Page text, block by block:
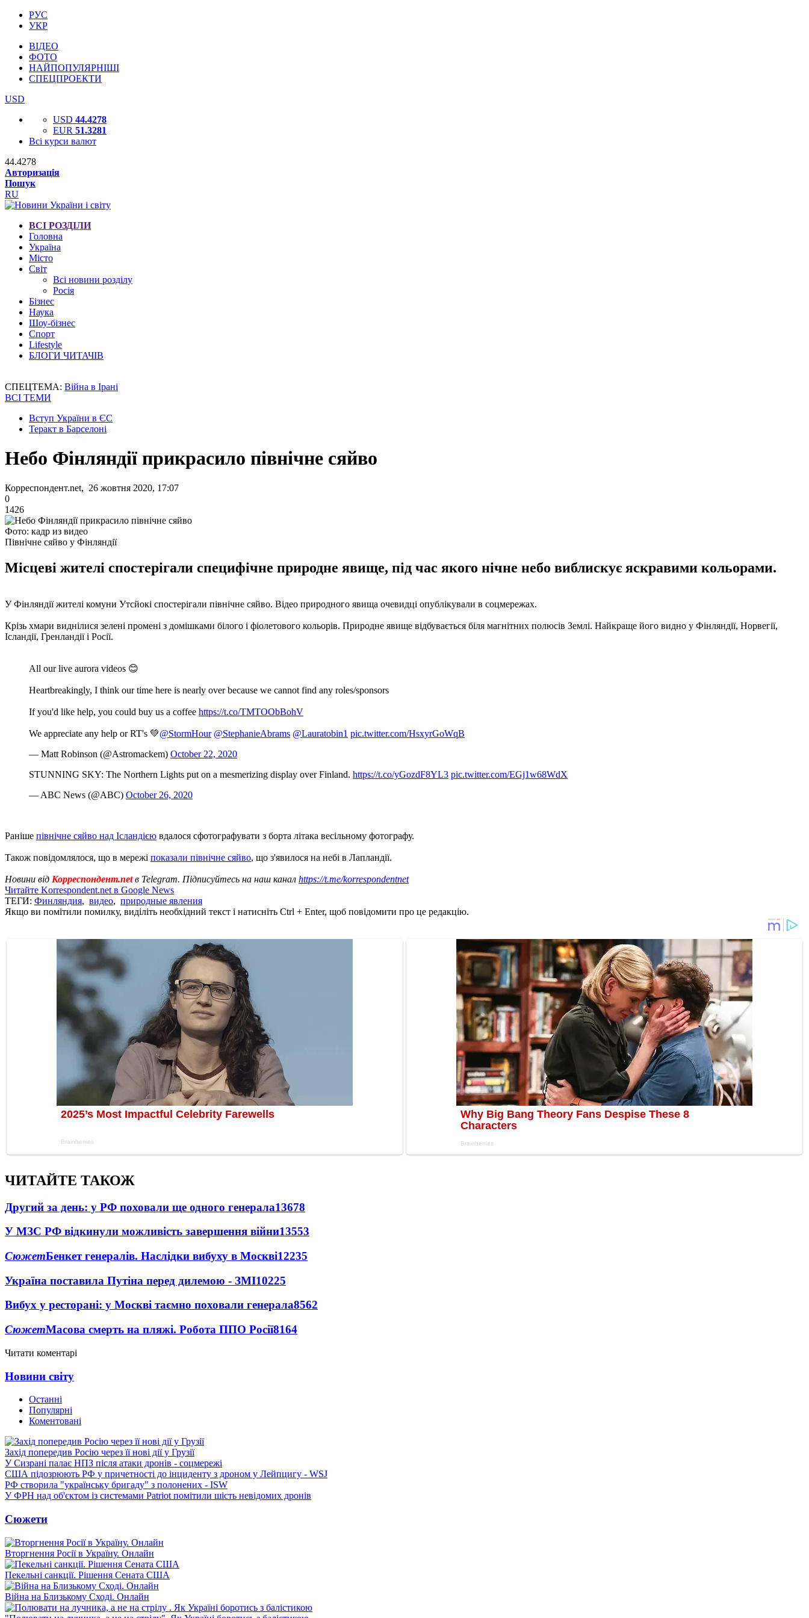
РУС
УКР
ВІДЕО
ФОТО
НАЙПОПУЛЯРНІШІ
СПЕЦПРОЕКТИ
USD
USD 44.4278
EUR 51.3281
Всі курси валют
44.4278
Авторизація
Пошук
RU
ВСІ РОЗДІЛИ
Головна
Україна
Місто
Світ
Всі новини розділу
Росія
Бізнес
Наука
Шоу-бізнес
Спорт
Lifestyle
БЛОГИ ЧИТАЧІВ
СПЕЦТЕМА: Війна в Ірані
ВСІ ТЕМИ
Вступ України в ЄС
Теракт в Барселоні
Небо Фінляндії прикрасило північне сяйво
Корреспондент.net, 26 жовтня 2020, 17:07
0
1426
Фото: кадр из видео
Північне сяйво у Фінляндії
Місцеві жителі спостерігали специфічне природне явище, під час якого нічне небо виблискує яскравими кольорами.
У Фінляндії жителі комуни Утсйокі спостерігали північне сяйво. Відео природного явища очевидці опублікували в соцмережах.
Крізь хмари виднілися зелені промені з домішками білого і фіолетового кольорів. Природне явище відбувається біля магнітних полюсів Землі. Найкраще його видно у Фінляндії, Норвегії,
Ісландії, Гренландії і Росії.
All our live aurora videos 😊
Heartbreakingly, I think our time here is nearly over because we cannot find any roles/sponsors
If you'd like help, you could buy us a coffee https://t.co/TMTOObBohV
We appreciate any help or RT's 💚@StormHour @StephanieAbrams @Lauratobin1 pic.twitter.com/HsxyrGoWqB
— Matt Robinson (@Astromackem) October 22, 2020
STUNNING SKY: The Northern Lights put on a mesmerizing display over Finland. https://t.co/yGozdF8YL3 pic.twitter.com/EGj1w68WdX
— ABC News (@ABC) October 26, 2020
Раніше північне сяйво над Ісландією вдалося сфотографувати з борта літака весільному фотографу.
Також повідомлялося, що в мережі показали північне сяйво, що з'явилося на небі в Лапландії.
Новини від Корреспондент.netв Telegram. Підписуйтесь на наш канал https://t.me/korrespondentnet
Читайте Korrespondent.net в Google News
ТЕГИ: Финляндия, видео, природные явления
Якщо ви помітили помилку, виділіть необхідний текст і натисніть Ctrl + Enter, щоб повідомити про це редакцію.
ЧИТАЙТЕ ТАКОЖ
Другий за день: у РФ поховали ще одного генерала13678
У МЗС РФ відкинули можливість завершення війни13553
СюжетБенкет генералів. Наслідки вибуху в Москві12235
Україна поставила Путіна перед дилемою - ЗМІ10225
Вибух у ресторані: у Москві таємно поховали генерала8562
СюжетМасова смерть на пляжі. Робота ППО Росії8164
Читати коментарі
Новини світу
Останні
Популярні
Коментовані
Захід попередив Росію через її нові дії у Грузії
У Сизрані палає НПЗ після атаки дронів - соцмережі
США підозрюють РФ у причетності до інциденту з дроном у Лейпцигу - WSJ
РФ створила "українську бригаду" з полонених - ISW
У ФРН над об'єктом із системами Patriot помітили шість невідомих дронів
Сюжети
Вторгнення Росії в Україну. Онлайн
Пекельні санкції. Рішення Сената США
Війна на Близькому Сході. Онлайн